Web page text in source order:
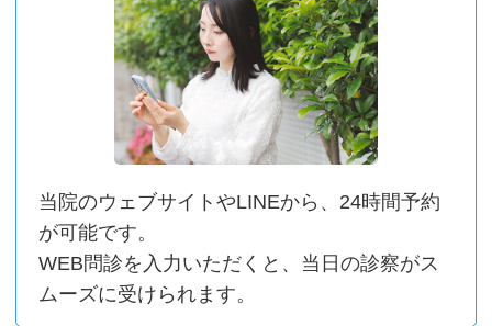
当院のウェブサイトやLINEから、24時間予約
が可能です。
WEB問診を⼊⼒いただくと、当⽇の診察がス
ムーズに受けられます。